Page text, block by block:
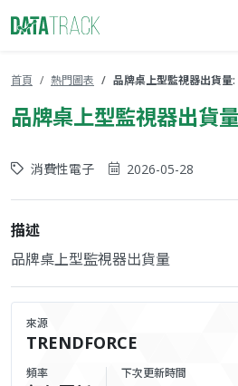
首頁 熱門圖表 品牌桌上型監視器出貨量
品牌桌上型監視器出貨
消費性電子 2026-05-28
描述
品牌桌上型監視器出貨量
來源
TRENDFORCE
頻率 下次更新時間